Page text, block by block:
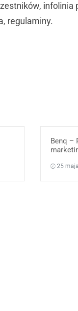
infolinia
regulaminy.
Benq –
25